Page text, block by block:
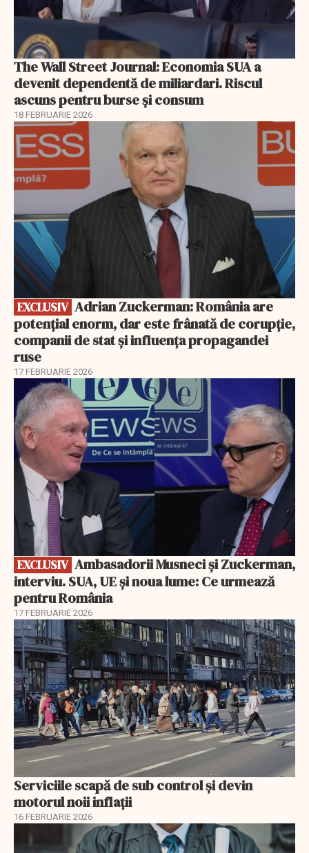
The Wall Street Journal: Economia SUA a
devenit dependentă de miliardari. Riscul
ascuns pentru burse și consum
18 FEBRUARIE 2026
EXCLUSIV
EXCLUSIV
potențial enorm, dar este frânată de corupție,
companii de stat și influența propagandei
ruse
17 FEBRUARIE 2026
EXCLUSIV
EXCLUSIV
interviu. SUA, UE și noua lume: Ce urmează
pentru România
17 FEBRUARIE 2026
Serviciile scapă de sub control și devin
motorul noii inflații
16 FEBRUARIE 2026